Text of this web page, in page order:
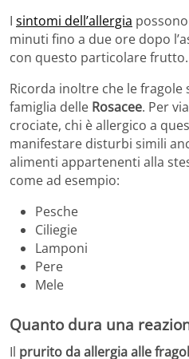
I sintomi dell’allergia
minuti fino a due ore dopo
con questo particolare frutto.
Ricorda inoltre che le fragole
famiglia delle Rosacee. Per
crociate, chi è allergico a
manifestare disturbi simili
alimenti appartenenti alla
come ad esempio:
Pesche
Ciliegie
Lamponi
Pere
Mele
Quanto dura una
Il prurito da allergia alle